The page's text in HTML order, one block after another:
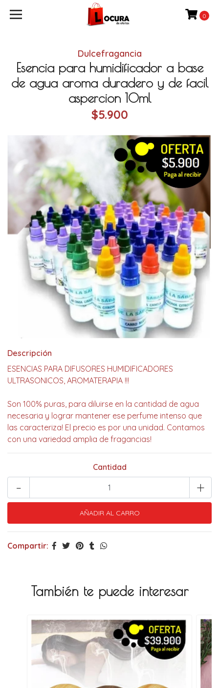
0
Dulcefragancia
Esencia para humidificador a base
de agua aroma duradero y de facil
aspercion 10ml
$5.900
Descripción
ESENCIAS PARA DIFUSORES HUMIDIFICADORES
ULTRASONICOS, AROMATERAPIA !!!
Son 100% puras, para diluirse en la cantidad de agua
necesaria y lograr mantener ese perfume intenso que
las caracteriza! El precio es por una unidad. Contamos
con una variedad amplia de fragancias!
Cantidad
+
-
Compartir:
También te puede interesar